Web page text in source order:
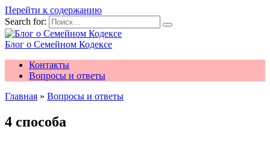
Перейти к содержанию
Search for:
Блог о Семейном Кодексе
Контакты
Вопросы и ответы
Главная » Вопросы и ответы
4 способа